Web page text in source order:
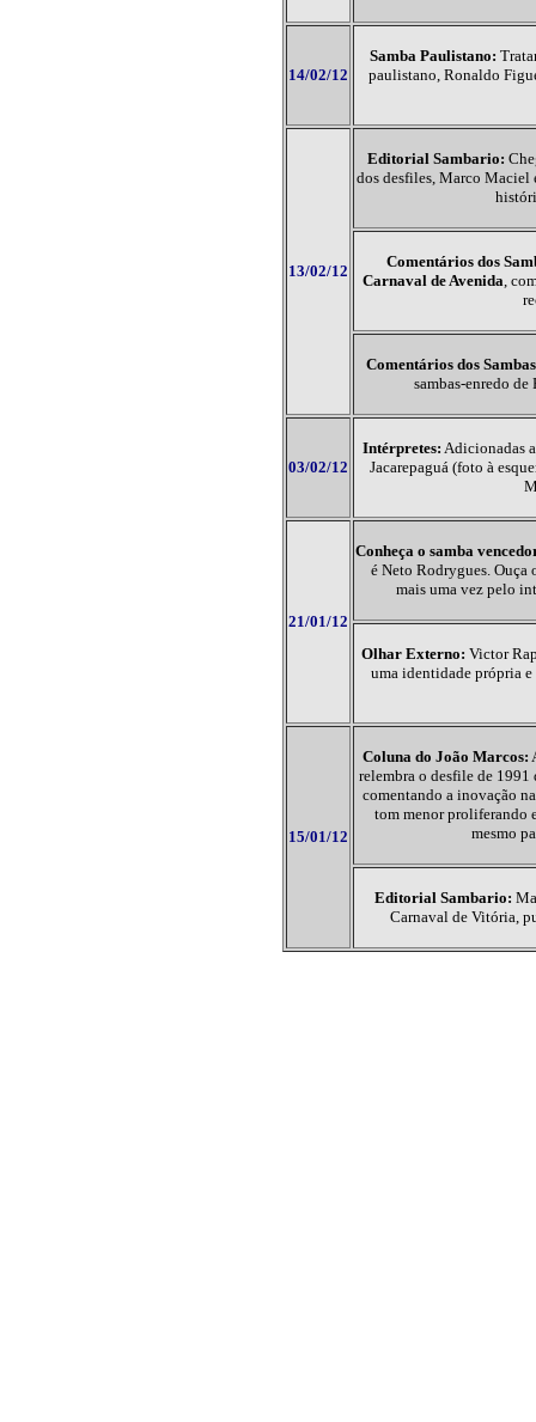
14/02/12
Samba Paulistano:
paulistano, Ronaldo
13/02/12
Editorial Sambario:
dos desfiles, Marco Maciel
Comentários dos
Carnaval de Avenida,
Comentários dos
sambas-enredo
03/02/12
Intérpretes: Adicionadas
Jacarepaguá (foto à
21/01/12
Conheça o samba
é Neto Rodrygues. Ouça
mais uma vez pelo
Olhar Externo: Victor
uma identidade própria e
15/01/12
Coluna do João Marcos:
relembra o desfile de
comentando a inovação
tom menor proliferando
mesmo
Editorial Sambario:
Carnaval de Vitória,